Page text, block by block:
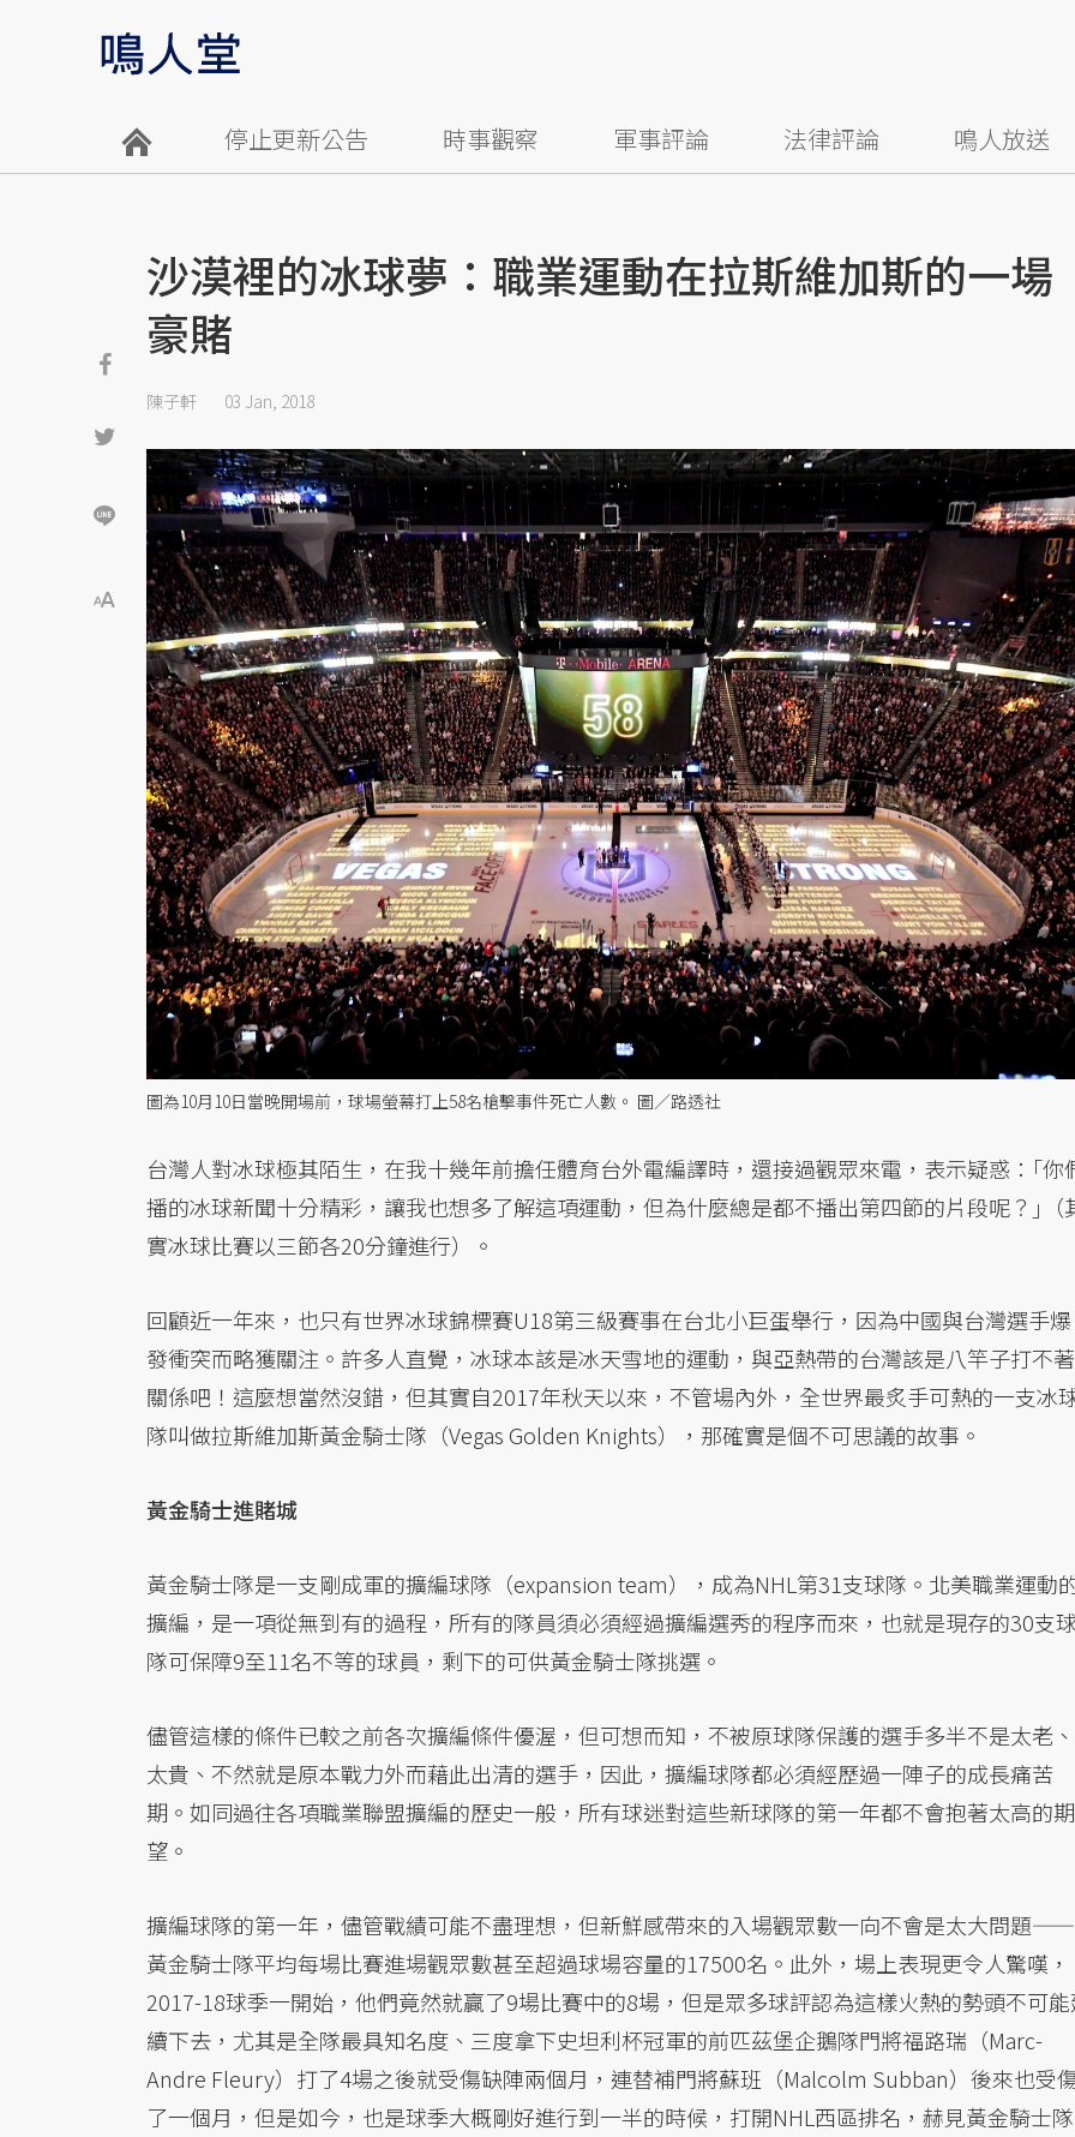
停止更新公告 時事觀察 軍事評論 法律評論 鳴人放送
沙漠裡的冰球夢：職業運動在拉斯維加斯的一場
豪賭
陳子軒 03 Jan, 2018
圖為10月10日當晚開場前，球場螢幕打上58名槍擊事件死亡人數。 圖／路透社
台灣人對冰球極其陌生，在我十幾年前擔任體育台外電編譯時，還接過觀眾來電，表示疑惑：｢你
播的冰球新聞十分精彩，讓我也想多了解這項運動，但為什麼總是都不播出第四節的片段呢？｣（
實冰球比賽以三節各20分鐘進行）。
回顧近一年來，也只有世界冰球錦標賽U18第三級賽事在台北小巨蛋舉行，因為中國與台灣選手爆
發衝突而略獲關注。許多人直覺，冰球本該是冰天雪地的運動，與亞熱帶的台灣該是八竿子打不著
關係吧！這麼想當然沒錯，但其實自2017年秋天以來，不管場內外，全世界最炙手可熱的一支冰
隊叫做拉斯維加斯黃金騎士隊（Vegas Golden Knights），那確實是個不可思議的故事。
黃金騎士進賭城
黃金騎士隊是一支剛成軍的擴編球隊（expansion team），成為NHL第31支球隊。北美職業運動
擴編，是一項從無到有的過程，所有的隊員須必須經過擴編選秀的程序而來，也就是現存的30支
隊可保障9至11名不等的球員，剩下的可供黃金騎士隊挑選。
儘管這樣的條件已較之前各次擴編條件優渥，但可想而知，不被原球隊保護的選手多半不是太老、
太貴、不然就是原本戰力外而藉此出清的選手，因此，擴編球隊都必須經歷過一陣子的成長痛苦
期。如同過往各項職業聯盟擴編的歷史一般，所有球迷對這些新球隊的第一年都不會抱著太高的期
望。
擴編球隊的第一年，儘管戰績可能不盡理想，但新鮮感帶來的入場觀眾數一向不會是太大問題——
黃金騎士隊平均每場比賽進場觀眾數甚至超過球場容量的17500名。此外，場上表現更令人驚嘆，
2017-18球季一開始，他們竟然就贏了9場比賽中的8場，但是眾多球評認為這樣火熱的勢頭不可
續下去，尤其是全隊最具知名度、三度拿下史坦利杯冠軍的前匹茲堡企鵝隊門將福路瑞（Marc-
Andre Fleury）打了4場之後就受傷缺陣兩個月，連替補門將蘇班（Malcolm Subban）後來也受
了一個月，但是如今，也是球季大概剛好進行到一半的時候，打開NHL西區排名，赫見黃金騎士隊